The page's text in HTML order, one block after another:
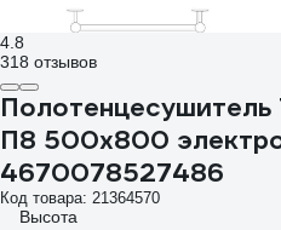
4.8
318 отзывов
П8 500x800
4670078527486
Код товара: 21364570
Высота